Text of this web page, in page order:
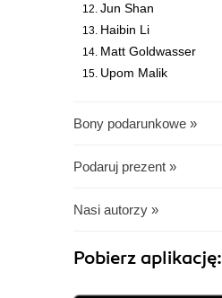
Jun Shan
Haibin Li
Matt Goldwasser
Upom Malik
Bony podarunkowe »
Podaruj prezent »
Nasi autorzy »
Pobierz aplikację: